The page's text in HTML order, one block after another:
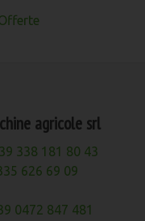
agricole srl
338 181 80 43
626 69 09
0472 847 481